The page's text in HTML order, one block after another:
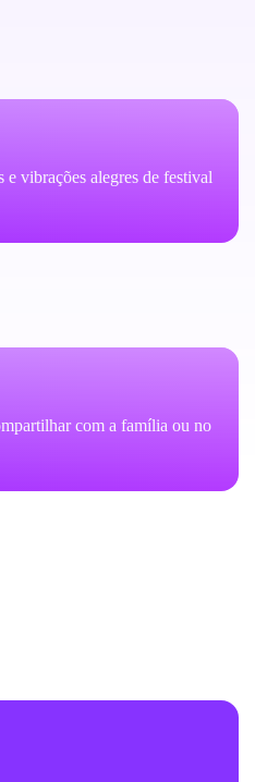
e vibrações alegres de festival
com a família ou no